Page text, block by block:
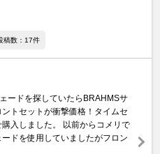
稿数：17件
ードを探していたらBRAHMSサ
トセットが衝撃価格！タイムセ
入しました。 以前からコメリで
ドを使用していましたがフロン